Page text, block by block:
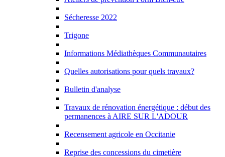
Sécheresse 2022
Trigone
Informations Médiathèques Communautaires
Quelles autorisations pour quels travaux?
Bulletin d'analyse
Travaux de rénovation énergétique : début des
permanences à AIRE SUR L'ADOUR
Recensement agricole en Occitanie
Reprise des concessions du cimetière